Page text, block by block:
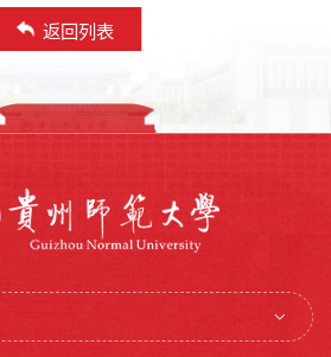
返回列表